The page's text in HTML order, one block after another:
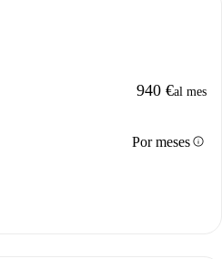
940 €al mes
Por mesesinfo